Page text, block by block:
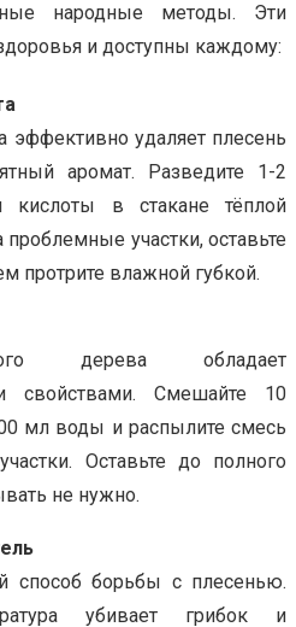
народные методы. Эти
и доступны каждому:
эффективно удаляет плесень
аромат. Разведите 1-2
кислоты в стакане тёплой
проблемные участки, оставьте
протрите влажной губкой.
дерева обладает
свойствами. Смешайте 10
мл воды и распылите смесь
Оставьте до полного
не нужно.
способ борьбы с плесенью.
убивает грибок и